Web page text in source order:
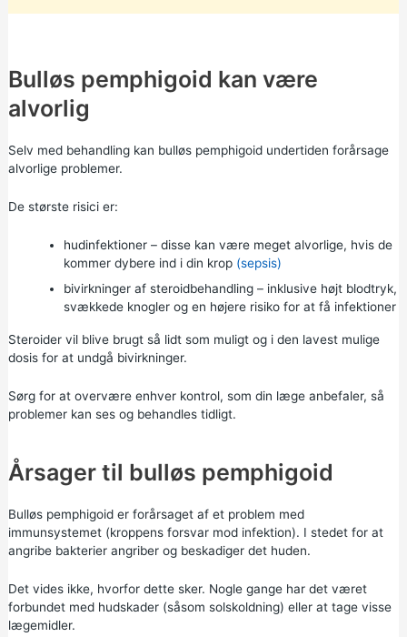
Bulløs pemphigoid kan være
alvorlig
Selv med behandling kan bulløs pemphigoid undertiden forårsage
alvorlige problemer.
De største risici er:
hudinfektioner – disse kan være meget alvorlige, hvis de
kommer dybere ind i din krop (sepsis)
bivirkninger af steroidbehandling – inklusive højt blodtryk,
svækkede knogler og en højere risiko for at få infektioner
Steroider vil blive brugt så lidt som muligt og i den lavest mulige
dosis for at undgå bivirkninger.
Sørg for at overvære enhver kontrol, som din læge anbefaler, så
problemer kan ses og behandles tidligt.
Årsager til bulløs pemphigoid
Bulløs pemphigoid er forårsaget af et problem med
immunsystemet (kroppens forsvar mod infektion). I stedet for at
angribe bakterier angriber og beskadiger det huden.
Det vides ikke, hvorfor dette sker. Nogle gange har det været
forbundet med hudskader (såsom solskoldning) eller at tage visse
lægemidler.